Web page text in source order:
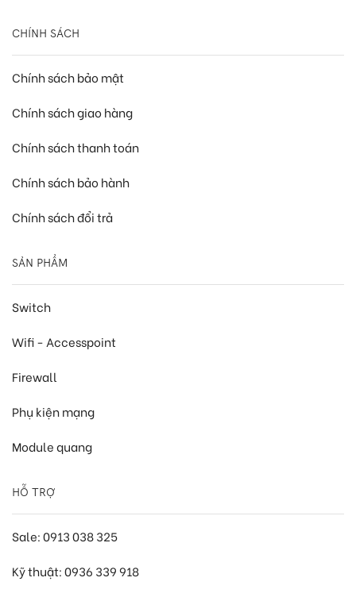
CHÍNH SÁCH
Chính sách bảo mật
Chính sách giao hàng
Chính sách thanh toán
Chính sách bảo hành
Chính sách đổi trả
SẢN PHẨM
Switch
Wifi - Accesspoint
Firewall
Phụ kiện mạng
Module quang
HỖ TRỢ
Sale: 0913 038 325
Kỹ thuật: 0936 339 918